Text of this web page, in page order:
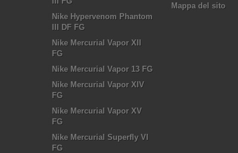
Nike Hypervenom Phantom
III DF FG
Nike Mercurial Vapor XII
FG
Nike Mercurial Vapor 13 FG
Nike Mercurial Vapor XIV
FG
Nike Mercurial Vapor XV
FG
Nike Mercurial Superfly VI
FG
Mappa del sito